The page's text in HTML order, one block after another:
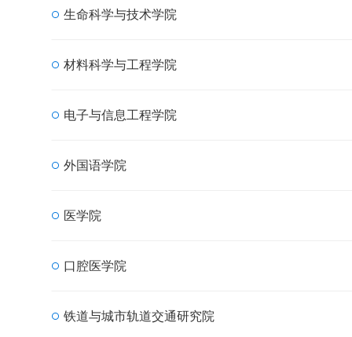
生命科学与技术学院
材料科学与工程学院
电子与信息工程学院
外国语学院
医学院
口腔医学院
铁道与城市轨道交通研究院